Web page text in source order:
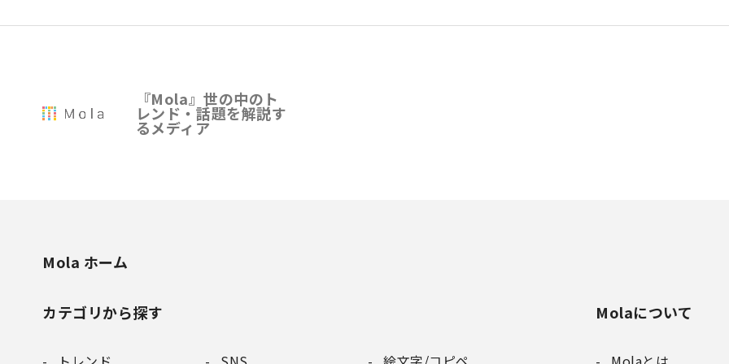
『Mola』世の中のト
レンド・話題を解説す
るメディア
Mola ホーム
カテゴリから探す Molaについて